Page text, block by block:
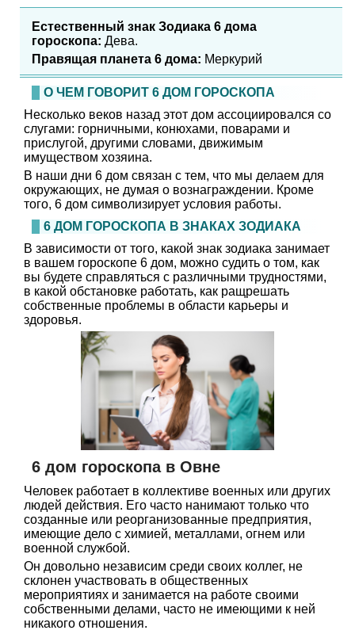
Естественный знак Зодиака 6 дома
гороскопа: Дева.
Правящая планета 6 дома: Меркурий
О ЧЕМ ГОВОРИТ 6 ДОМ ГОРОСКОПА
Несколько веков назад этот дом ассоциировался со
слугами: горничными, конюхами, поварами и
прислугой, другими словами, движимым
имуществом хозяина.
В наши дни 6 дом связан с тем, что мы делаем для
окружающих, не думая о вознаграждении. Кроме
того, 6 дом символизирует условия работы.
6 ДОМ ГОРОСКОПА В ЗНАКАХ ЗОДИАКА
В зависимости от того, какой знак зодиака занимает
в вашем гороскопе 6 дом, можно судить о том, как
вы будете справляться с различными трудностями,
в какой обстановке работать, как ращрешать
собственные проблемы в области карьеры и
здоровья.
6 дом гороскопа в Овне
Человек работает в коллективе военных или других
людей действия. Его часто нанимают только что
созданные или реорганизованные предприятия,
имеющие дело с химией, металлами, огнем или
военной службой.
Он довольно независим среди своих коллег, не
склонен участвовать в общественных
мероприятиях и занимается на работе своими
собственными делами, часто не имеющими к ней
никакого отношения.